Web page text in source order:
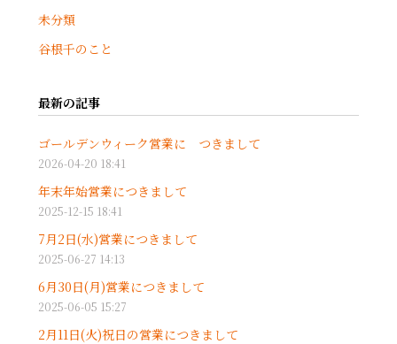
未分類
谷根千のこと
最新の記事
ゴールデンウィーク営業に つきまして
2026-04-20 18:41
年末年始営業につきまして
2025-12-15 18:41
7月2日(水)営業につきまして
2025-06-27 14:13
6月30日(月)営業につきまして
2025-06-05 15:27
2月11日(火)祝日の営業につきまして